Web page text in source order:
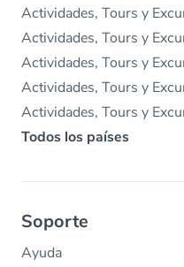
Actividades, Tours y
Actividades, Tours y
Actividades, Tours y
Actividades, Tours y
Actividades, Tours y
Todos los países
Soporte
Ayuda